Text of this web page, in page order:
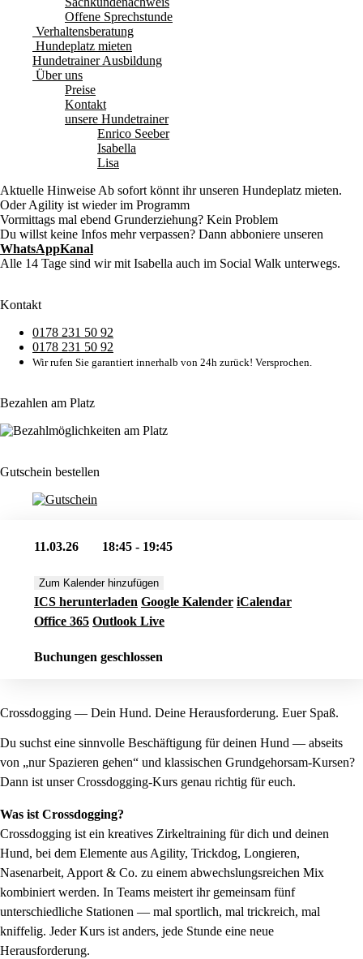
Offene Sprechstunde
Verhaltensberatung
Hundeplatz mieten
Hundetrainer Ausbildung
Über uns
Preise
Kontakt
unsere Hundetrainer
Enrico Seeber
Isabella
Lisa
Aktuelle Hinweise Ab sofort könnt ihr unseren Hundeplatz mieten.
Oder Agility ist wieder im Programm
Vormittags mal ebend Grunderziehung? Kein Problem
Du willst keine Infos mehr verpassen? Dann abboniere unseren
WhatsAppKanal
Alle 14 Tage sind wir mit Isabella auch im Social Walk unterwegs.
Kontakt
0178 231 50 92
0178 231 50 92
Wir rufen Sie garantiert innerhalb von 24h zurück! Versprochen.
Bezahlen am Platz
Gutschein bestellen
11.03.26 18:45 - 19:45
Zum Kalender hinzufügen
ICS herunterladen Google Kalender iCalendar
Office 365 Outlook Live
Buchungen geschlossen
Crossdogging — Dein Hund. Deine Herausforderung. Euer Spaß.
Du suchst eine sinnvolle Beschäftigung für deinen Hund — abseits
von „nur Spazieren gehen“ und klassischen Grundgehorsam-Kursen?
Dann ist unser Crossdogging-Kurs genau richtig für euch.
Was ist Crossdogging?
Crossdogging ist ein kreatives Zirkeltraining für dich und deinen
Hund, bei dem Elemente aus Agility, Trickdog, Longieren,
Nasenarbeit, Apport & Co. zu einem abwechslungsreichen Mix
kombiniert werden. In Teams meistert ihr gemeinsam fünf
unterschiedliche Stationen — mal sportlich, mal trickreich, mal
kniffelig. Jeder Kurs ist anders, jede Stunde eine neue
Herausforderung.